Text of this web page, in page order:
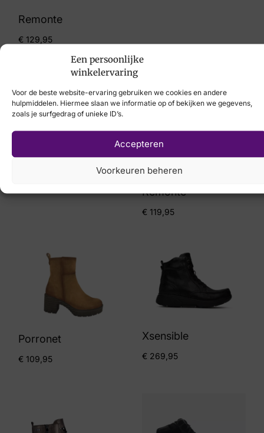
Een persoonlijke
winkelervaring
Voor de beste website-ervaring gebruiken we cookies en andere
hulpmiddelen. Hiermee slaan we informatie op of bekijken we gegevens,
zoals je surfgedrag of unieke ID’s.
Accepteren
Voorkeuren beheren
Remonte
€ 129,95
Remonte
€ 119,95
Porronet
€ 109,95
Xsensible
€ 269,95